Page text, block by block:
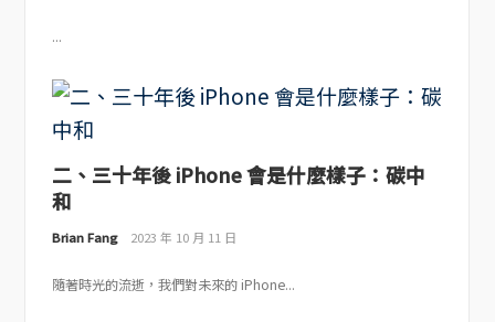
...
二、三十年後 iPhone 會是什麼樣子：碳中
和
Brian Fang 2023 年 10 月 11 日
隨著時光的流逝，我們對未來的 iPhone...